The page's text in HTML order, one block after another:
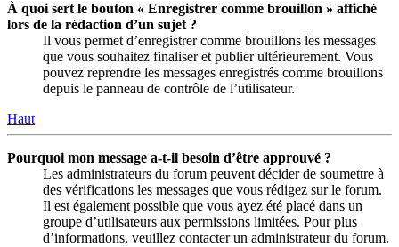
À quoi sert le bouton « Enregistrer comme brouillon » affiché
lors de la rédaction d’un sujet ?
Il vous permet d’enregistrer comme brouillons les messages
que vous souhaitez finaliser et publier ultérieurement. Vous
pouvez reprendre les messages enregistrés comme brouillons
depuis le panneau de contrôle de l’utilisateur.
Haut
Pourquoi mon message a-t-il besoin d’être approuvé ?
Les administrateurs du forum peuvent décider de soumettre à
des vérifications les messages que vous rédigez sur le forum.
Il est également possible que vous ayez été placé dans un
groupe d’utilisateurs aux permissions limitées. Pour plus
d’informations, veuillez contacter un administrateur du forum.